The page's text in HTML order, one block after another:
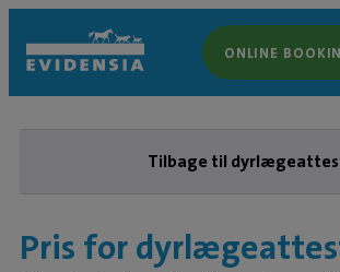
ONLINE
Tilbage til
Pris for